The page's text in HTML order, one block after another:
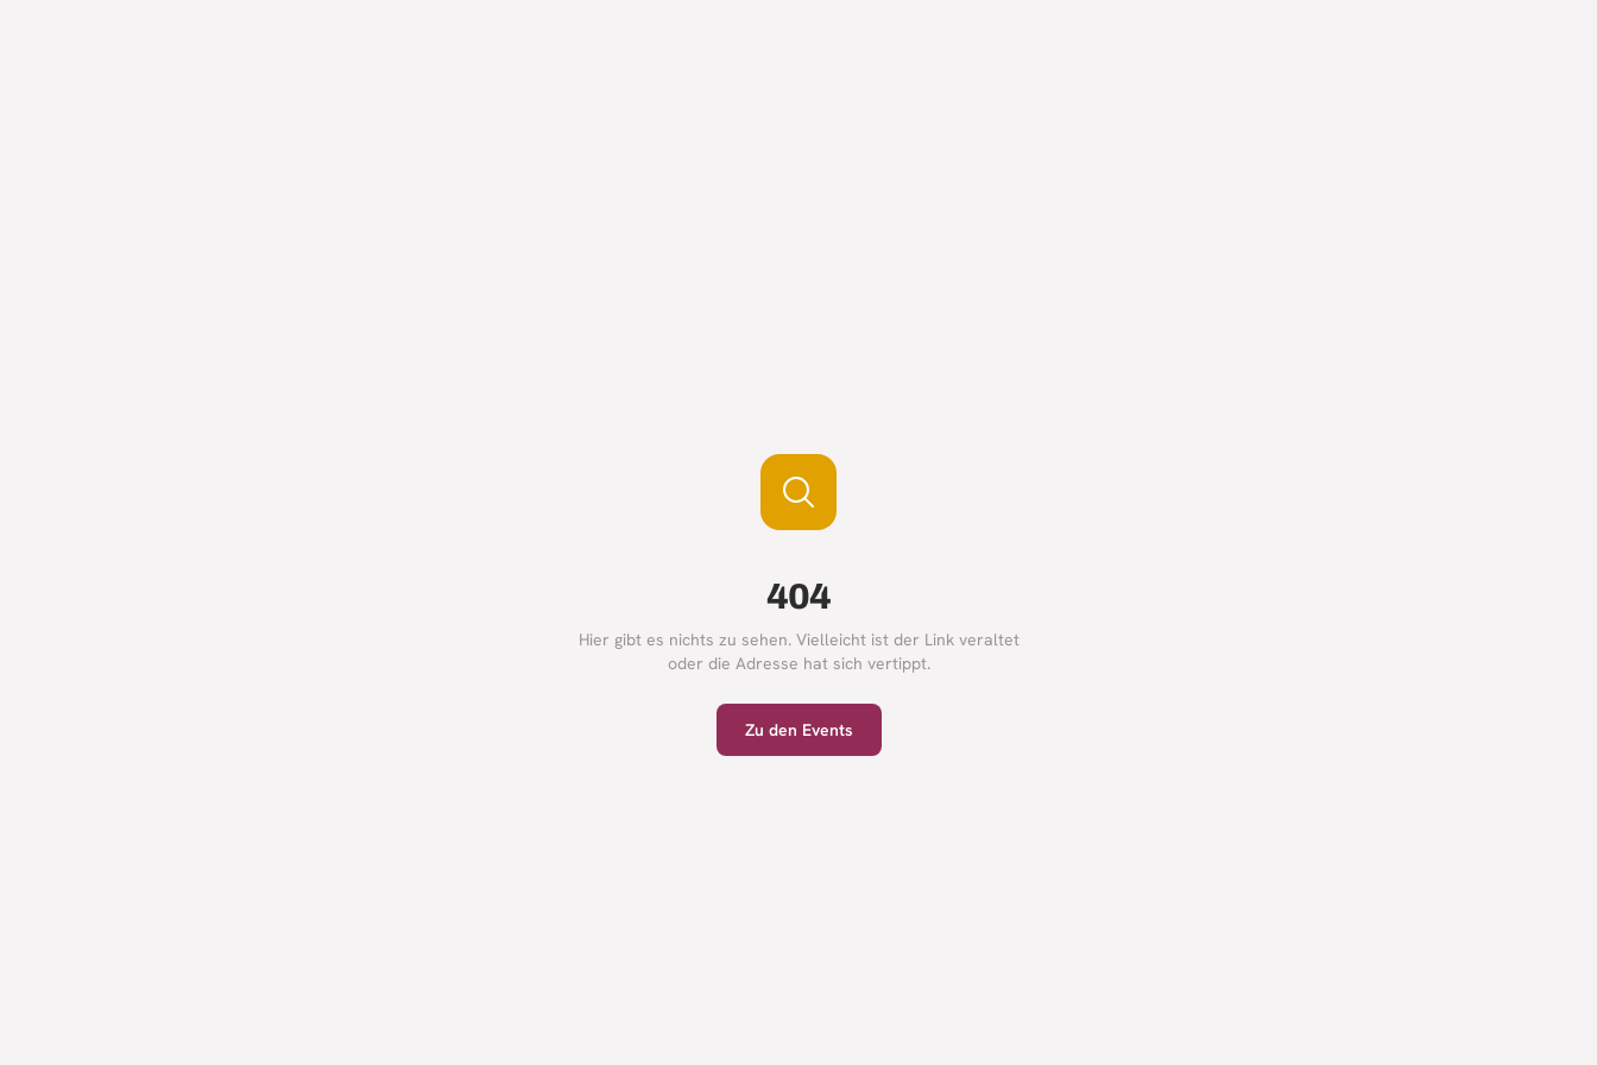
404
Hier gibt es nichts zu sehen. Vielleicht ist der Link veraltet
oder die Adresse hat sich vertippt.
Zu den Events